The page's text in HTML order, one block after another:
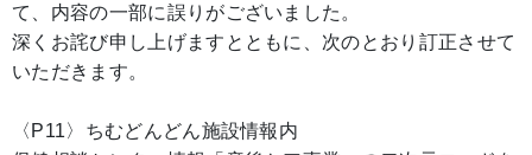
て、内容の一部に誤りがございました。
深くお詫び申し上げますとともに、次のとおり訂正させて
いただきます。
〈P11〉ちむどんどん施設情報内